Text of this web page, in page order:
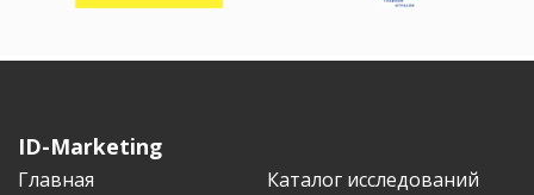
ID-Marketing
Главная
Каталог исследований